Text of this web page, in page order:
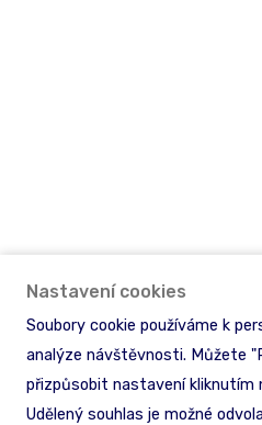
Nastavení cookies
Soubory cookie používáme k
analýze návštěvnosti. Můžete
přizpůsobit nastavení kliknutím
Udělený souhlas je možné